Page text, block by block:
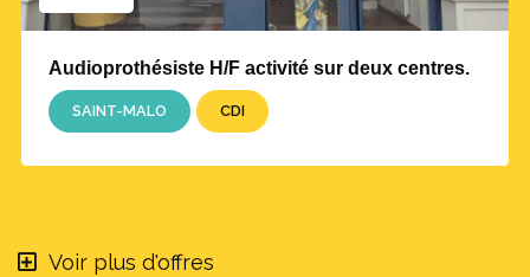
Audioprothésiste H/F activité sur deux centres.
SAINT-MALO CDI
Voir plus d'offres